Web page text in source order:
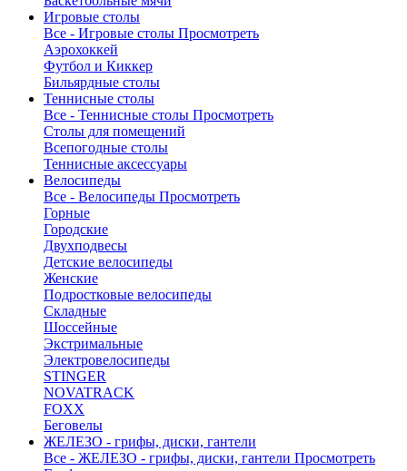
Игровые столы
Все - Игровые столы Просмотреть
Аэрохоккей
Футбол и Киккер
Бильярдные столы
Теннисные столы
Все - Теннисные столы Просмотреть
Столы для помещений
Всепогодные столы
Теннисные аксессуары
Велосипеды
Все - Велосипеды Просмотреть
Горные
Городские
Двухподвесы
Детские велосипеды
Женские
Подростковые велосипеды
Складные
Шоссейные
Экстримальные
Электровелосипеды
STINGER
NOVATRACK
FOXX
Беговелы
ЖЕЛЕЗО - грифы, диски, гантели
Все - ЖЕЛЕЗО - грифы, диски, гантели Просмотреть